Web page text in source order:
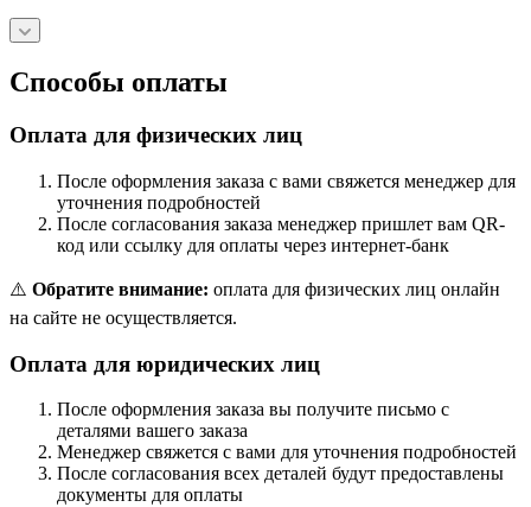
Способы оплаты
Оплата для физических лиц
После оформления заказа с вами свяжется менеджер для
уточнения подробностей
После согласования заказа менеджер пришлет вам QR-
код или ссылку для оплаты через интернет-банк
⚠️ Обратите внимание: оплата для физических лиц онлайн
на сайте не осуществляется.
Оплата для юридических лиц
После оформления заказа вы получите письмо с
деталями вашего заказа
Менеджер свяжется с вами для уточнения подробностей
После согласования всех деталей будут предоставлены
документы для оплаты